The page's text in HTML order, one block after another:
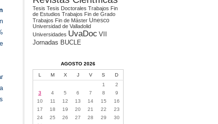
Tesis Tesis Doctorales Trabajos Fin
de Estudios Trabajos Fin de Grado
Trabajos Fin de Máster Unesco
Universidad de Valladolid
Universidades UvaDoc VII
Jornadas BUCLE
AGOSTO 2026
L M X J V S
D
1
2
3
4 5 6 7 8
9
10
11 12 13 14 15
16
17
18 19 20 21 22
23
24
25 26 27 28 29
30